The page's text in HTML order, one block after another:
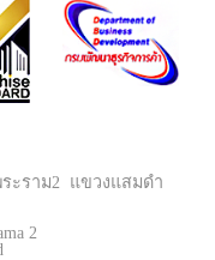
ระราม2 แขวงแสมดำ
2